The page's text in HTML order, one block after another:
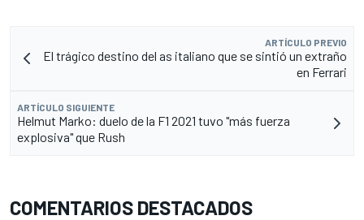
ARTÍCULO PREVIO
El trágico destino del as italiano que se sintió un extraño
en Ferrari
ARTÍCULO SIGUIENTE
Helmut Marko: duelo de la F1 2021 tuvo "más fuerza
explosiva" que Rush
COMENTARIOS DESTACADOS